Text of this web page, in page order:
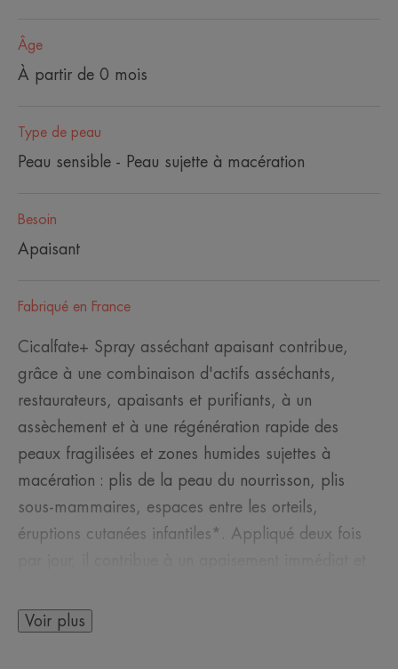
Âge
À partir de 0 mois
Type de peau
Peau sensible - Peau sujette à macération
Besoin
Apaisant
Fabriqué en France
Cicalfate+ Spray asséchant apaisant contribue,
grâce à une combinaison d'actifs asséchants,
restaurateurs, apaisants et purifiants, à un
assèchement et à une régénération rapide des
peaux fragilisées et zones humides sujettes à
macération : plis de la peau du nourrisson, plis
sous-mammaires, espaces entre les orteils,
éruptions cutanées infantiles*. Appliqué deux fois
Voir plus